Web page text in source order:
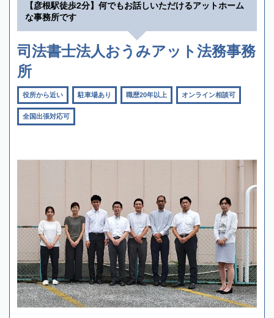
【彦根駅徒歩2分】何でもお話しいただけるアットホーム
な事務所です
司法書士法人おうみアット法務事務
所
役所から近い 駐車場あり 職歴20年以上 オンライン相談可
全国出張対応可